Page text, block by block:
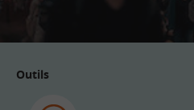
Outils